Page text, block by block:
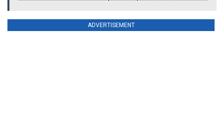
ADVERTISEMENT